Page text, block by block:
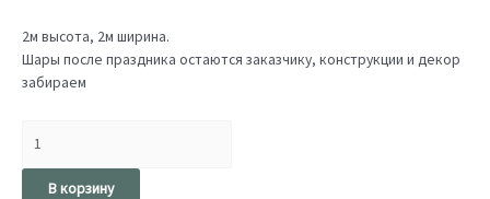
2м высота, 2м ширина.
Шары после праздника остаются заказчику, конструкции и декор
забираем
В корзину